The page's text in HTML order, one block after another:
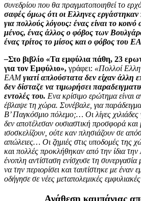
συνεδρίου που θα πραγματοποιηθεί το
σαφές όμως ότι οι Ελληνες
για πολλούς λόγους: ένας είναι το κοινό
μένος, ένας άλλος ο φόβος των
ένας τρίτος το μίσος και ο φόβος του
–Στο βιβλίο «Τα εμφύλια πάθη, 23
για τον Εμφύλιο», γράφει: «Πολλοί
ΕΑΜγιατί απλούστατα δεν είχαν
δεν δίσταζε να τιμωρήσει
εντολές του. Ενα κρίσιμο ερώτημα είναι
έβλαψε τη χώρα. Συνέβαλε, για
Β’ Παγκόσμιο πόλεμο;… Οι λίγες
δεν αποτέλεσαν ουσιαστική προσφορά
ισοσκελίζουν, ούτε καν πλησιάζουν σε
απώλειες… Οι ζημιές στις υποδομές της
και πολλές προκλήθηκαν από την ίδια την
ένοπλη αντίσταση ενίσχυσε τη συνεργασία
να την περιορίσει και ταυτίστηκε με έναν
οδήγησε σε νέες μεταπολεμικές
Ανάθεση καμπάνιας